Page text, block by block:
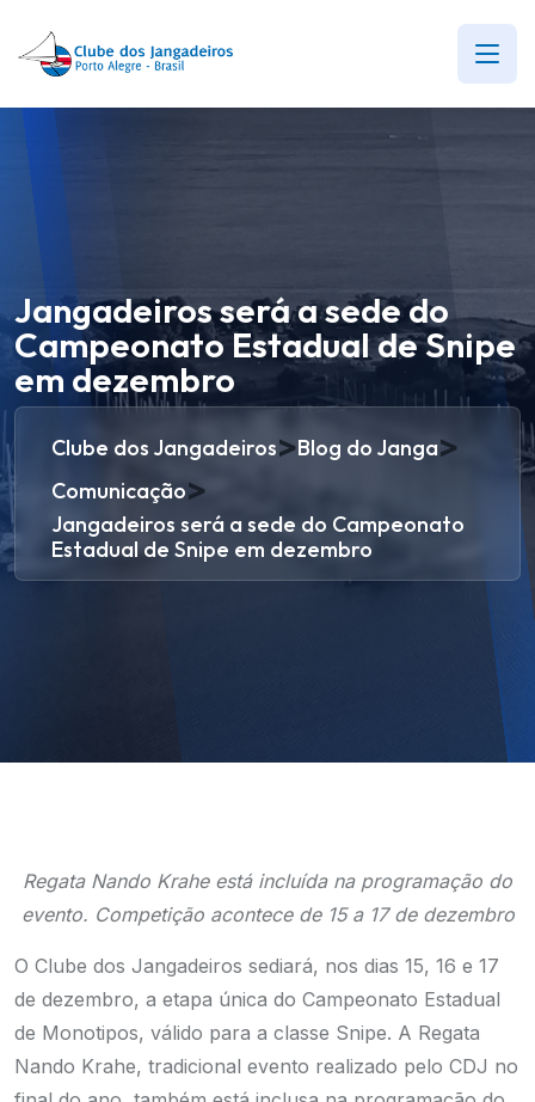
Jangadeiros será a sede do
Campeonato Estadual de Snipe
em dezembro
Clube dos Jangadeiros>Blog do Janga>
Comunicação>
Jangadeiros será a sede do Campeonato
Estadual de Snipe em dezembro
Regata Nando Krahe está incluída na programação do
evento. Competição acontece de 15 a 17 de dezembro
O Clube dos Jangadeiros sediará, nos dias 15, 16 e 17
de dezembro, a etapa única do Campeonato Estadual
de Monotipos, válido para a classe Snipe. A Regata
Nando Krahe, tradicional evento realizado pelo CDJ no